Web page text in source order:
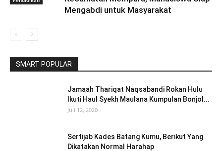
Mengabdi untuk Masyarakat
SMART POPULAR
Jamaah Thariqat Naqsabandi Rokan Hulu
Ikuti Haul Syekh Maulana Kumpulan Bonjol...
Juli 12, 2020
Sertijab Kades Batang Kumu, Berikut Yang
Dikatakan Normal Harahap